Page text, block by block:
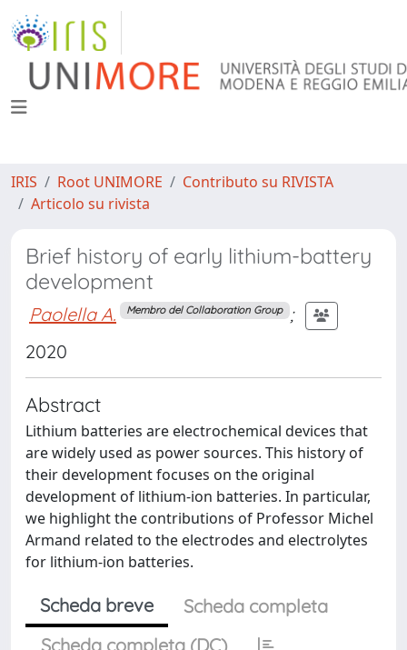
IRIS Root UNIMORE
Contributo su RIVISTA
Articolo su rivista
Brief history of early lithium-battery
development
Paolella A. Membro del Collaboration Group ;
2020
Abstract
Lithium batteries are electrochemical devices that
are widely used as power sources. This history of
their development focuses on the original
development of lithium-ion batteries. In particular,
we highlight the contributions of Professor Michel
Armand related to the electrodes and electrolytes
for lithium-ion batteries.
Scheda breve
Scheda completa
Scheda completa (DC)